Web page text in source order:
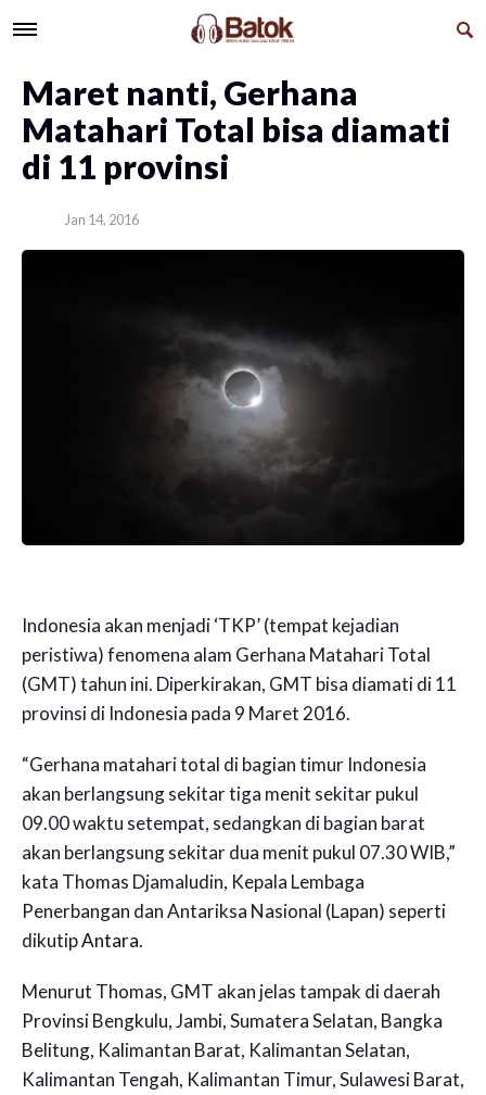
Maret nanti, Gerhana
Matahari Total bisa diamati
di 11 provinsi
Jan 14, 2016
Indonesia akan menjadi ‘TKP’ (tempat kejadian
peristiwa) fenomena alam Gerhana Matahari Total
(GMT) tahun ini. Diperkirakan, GMT bisa diamati di 11
provinsi di Indonesia pada 9 Maret 2016.
“Gerhana matahari total di bagian timur Indonesia
akan berlangsung sekitar tiga menit sekitar pukul
09.00 waktu setempat, sedangkan di bagian barat
akan berlangsung sekitar dua menit pukul 07.30 WIB,”
kata Thomas Djamaludin, Kepala Lembaga
Penerbangan dan Antariksa Nasional (Lapan) seperti
dikutipAntara.
Menurut Thomas, GMT akan jelas tampak di daerah
Provinsi Bengkulu, Jambi, Sumatera Selatan, Bangka
Belitung, Kalimantan Barat, Kalimantan Selatan,
Kalimantan Tengah, Kalimantan Timur, Sulawesi Barat,